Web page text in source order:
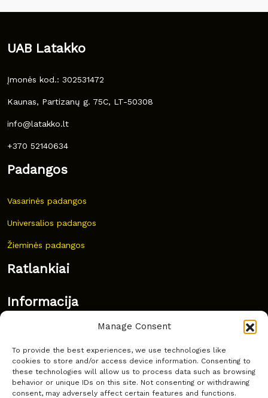
Manage Consent
To provide the best experiences, we use technologies like
cookies to store and/or access device information. Consenting to
these technologies will allow us to process data such as browsing
behavior or unique IDs on this site. Not consenting or withdrawing
consent, may adversely affect certain features and functions.
UAB Latakko
Įmonės kod.: 302531472
Kaunas, Partizanų g. 75C, LT-50308
info@latakko.lt
+370 52140634
Padangos
Vasarinės padangos
Universalios padangos
Žieminės padangos
Ratlankiai
Informacija
Dažnai užduodami klausimai
Kur nusipirkti?